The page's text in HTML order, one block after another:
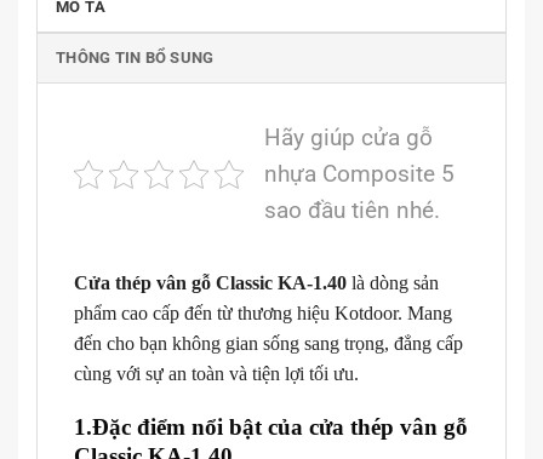
MÔ TẢ
THÔNG TIN BỔ SUNG
Hãy giúp cửa gỗ
nhựa Composite 5
sao đầu tiên nhé.
Cửa thép vân gỗ Classic KA-1.40 là dòng sản
phẩm cao cấp đến từ thương hiệu Kotdoor. Mang
đến cho bạn không gian sống sang trọng, đẳng cấp
cùng với sự an toàn và tiện lợi tối ưu.
1.Đặc điểm nổi bật của cửa thép vân gỗ